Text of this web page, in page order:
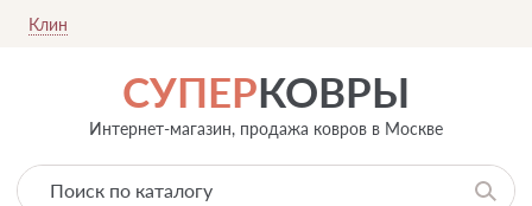
Клин
СУПЕРКОВРЫ
Интернет-магазин, продажа ковров в Москве